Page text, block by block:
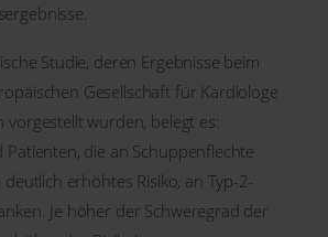
Studie, deren Ergebnisse beim
Gesellschaft für Kardiologe
vorgestellt wurden, belegt es:
Patienten, die an Schuppenflechte
erhöhtes Risiko, an Typ-2-
Je höher der Schweregrad der